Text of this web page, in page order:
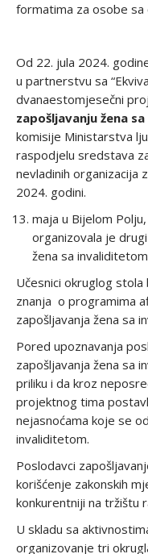
formatima za osobe sa
Od 22. jula 2024.
u partnerstvu sa
dvanaestomjesečni
zapošljavanju žena
komisije Ministarstva
raspodjelu sredstava
nevladinih organizacija
2024. godini.
maja u Bijelom
organizovala je
žena sa
Učesnici okruglog stola
znanja o programima
zapošljavanja žena sa
Pored upoznavanja
zapošljavanja žena sa
priliku i da kroz
projektnog tima
nejasnoćama koje se
invaliditetom.
Poslodavci
korišćenje zakonskih
konkurentniji na tržištu
U skladu sa
organizovanje tri